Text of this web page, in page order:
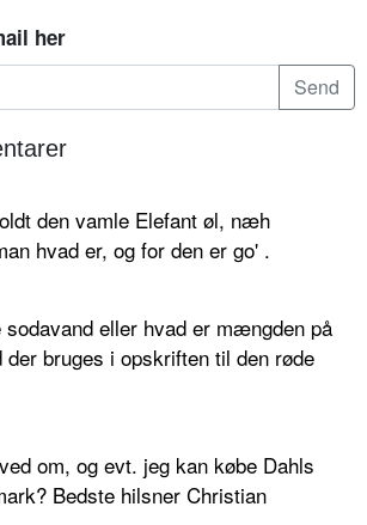
her
den vamle Elefant øl, næh
hvad er, og for den er go' .
eller hvad er mængden på
der bruges i opskriften til den røde
om, og evt. jeg kan købe Dahls
Bedste hilsner Christian